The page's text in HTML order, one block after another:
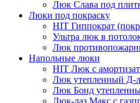
Люк Слава под
Люки под покраску
HIT Гиппократ
Ультра люк в
Люк
Напольные люки
HIT Люк с
Люк утепленный Д-
Люк Бонд
Люк-лаз Макс с